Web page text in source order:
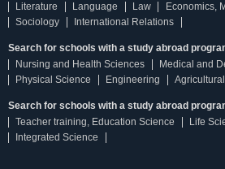
Literature
Language Law
Economics,
Sociology
International Relations
Search for schools with a study abroad
Nursing and Health Sciences
Medical and
Physical Science
Engineering
Search for schools with a study abroad
Teacher training, Education Science
Life
Integrated Science